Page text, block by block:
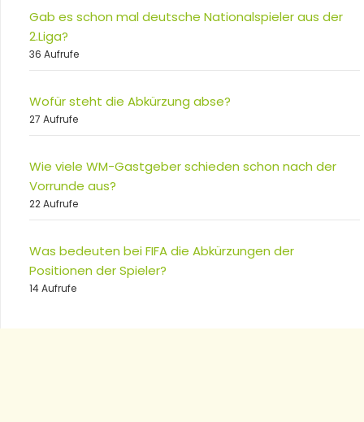
Gab es schon mal deutsche Nationalspieler aus der
2.Liga?
36 Aufrufe
Wofür steht die Abkürzung abse?
27 Aufrufe
Wie viele WM-Gastgeber schieden schon nach der
Vorrunde aus?
22 Aufrufe
Was bedeuten bei FIFA die Abkürzungen der
Positionen der Spieler?
14 Aufrufe